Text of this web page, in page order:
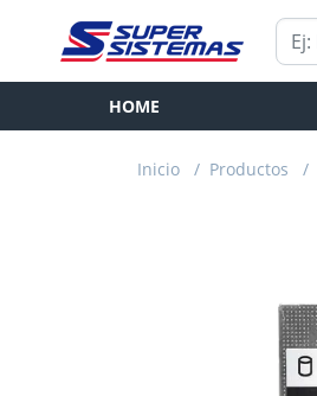
HOME
Inicio / Productos /